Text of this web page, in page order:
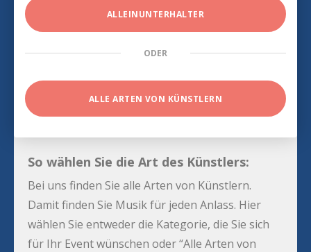
ALLEINUNTERHALTER
ODER
ALLE ARTEN VON KÜNSTLERN
So wählen Sie die Art des Künstlers:
Bei uns finden Sie alle Arten von Künstlern.
Damit finden Sie Musik für jeden Anlass. Hier
wählen Sie entweder die Kategorie, die Sie sich
für Ihr Event wünschen oder “Alle Arten von